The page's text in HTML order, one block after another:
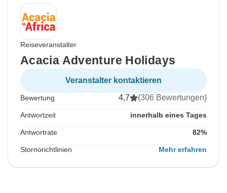
Reiseveranstalter
Acacia Adventure Holidays
Veranstalter kontaktieren
Bewertung 4,7 (306 Bewertungen)
Antwortzeit innerhalb eines Tages
Antwortrate 82%
Stornorichtlinien Mehr erfahren